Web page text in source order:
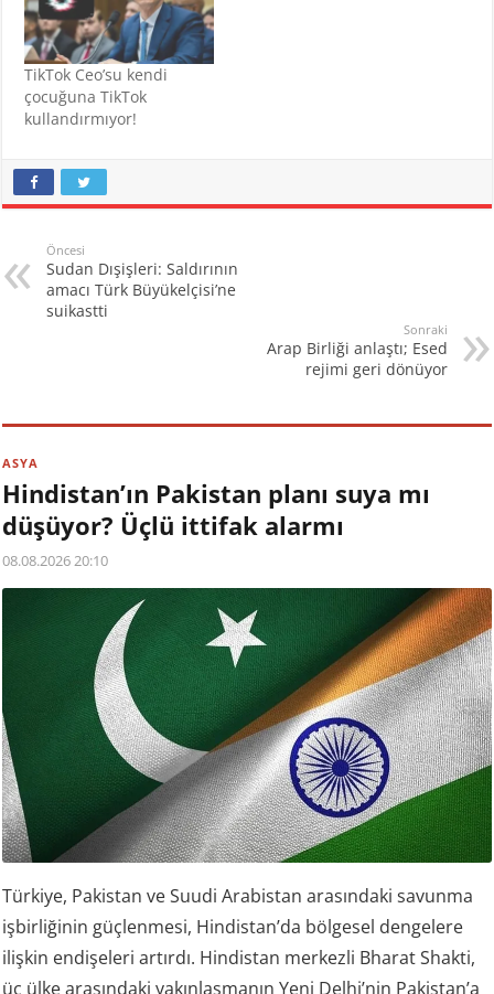
TikTok Ceo’su kendi
çocuğuna TikTok
kullandırmıyor!
Öncesi
Sudan Dışişleri: Saldırının
amacı Türk Büyükelçisi’ne
suikastti
Sonraki
Arap Birliği anlaştı; Esed
rejimi geri dönüyor
ASYA
Hindistan’ın Pakistan planı suya mı
düşüyor? Üçlü ittifak alarmı
08.08.2026 20:10
Türkiye, Pakistan ve Suudi Arabistan arasındaki savunma
işbirliğinin güçlenmesi, Hindistan’da bölgesel dengelere
ilişkin endişeleri artırdı. Hindistan merkezli Bharat Shakti,
üç ülke arasındaki yakınlaşmanın Yeni Delhi’nin Pakistan’a